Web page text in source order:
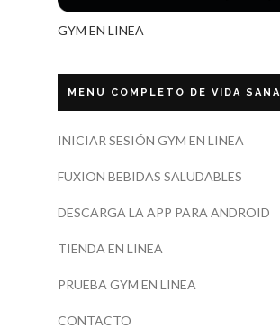
GYM EN LINEA
MENU COMPLETO DE VIDA SANA
INICIAR SESIÓN GYM EN LINEA
FUXION BEBIDAS SALUDABLES
DESCARGA LA APP PARA ANDROID
TIENDA EN LINEA
PRUEBA GYM EN LINEA
CONTACTO